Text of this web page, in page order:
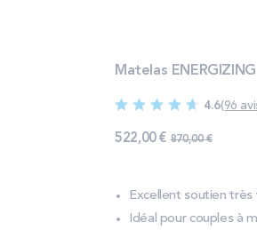
Matelas ENERGIZING
4.6(96
522,00 € 870,00 €
Excellent soutien
Idéal pour couples à